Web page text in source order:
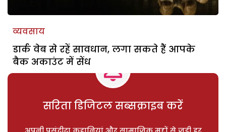
व्यवसाय
डार्क वेब से रहें सावधान, लगा सकते हैं आपके
बैक अकाउंट में सेंध
सरिता डिजिटल सब्सक्राइब करें